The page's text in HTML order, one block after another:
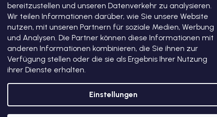
bereitzustellen und unseren Datenverkehr zu analysieren.
Wir teilen Informationen darüber, wie Sie unsere Website
nutzen, mit unseren Partnern für soziale Medien, Werbung
und Analysen. Die Partner können diese Informationen mit
anderen Informationen kombinieren, die Sie ihnen zur
Verfügung stellen oder die sie als Ergebnis Ihrer Nutzung
ihrer Dienste erhalten.
Einstellungen